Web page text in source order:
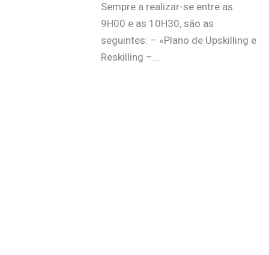
Sempre a realizar-se entre as
9H00 e as 10H30, são as
seguintes: – «Plano de Upskilling e
Reskilling –…